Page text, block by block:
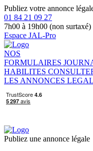
Publiez votre annonce
01 84 21 09 27
7h00 à 19h00 (non surtaxé)
Espace JAL-Pro
NOS
FORMULAIRES
HABILITES
LES ANNONCES
Publiez une annonce légale